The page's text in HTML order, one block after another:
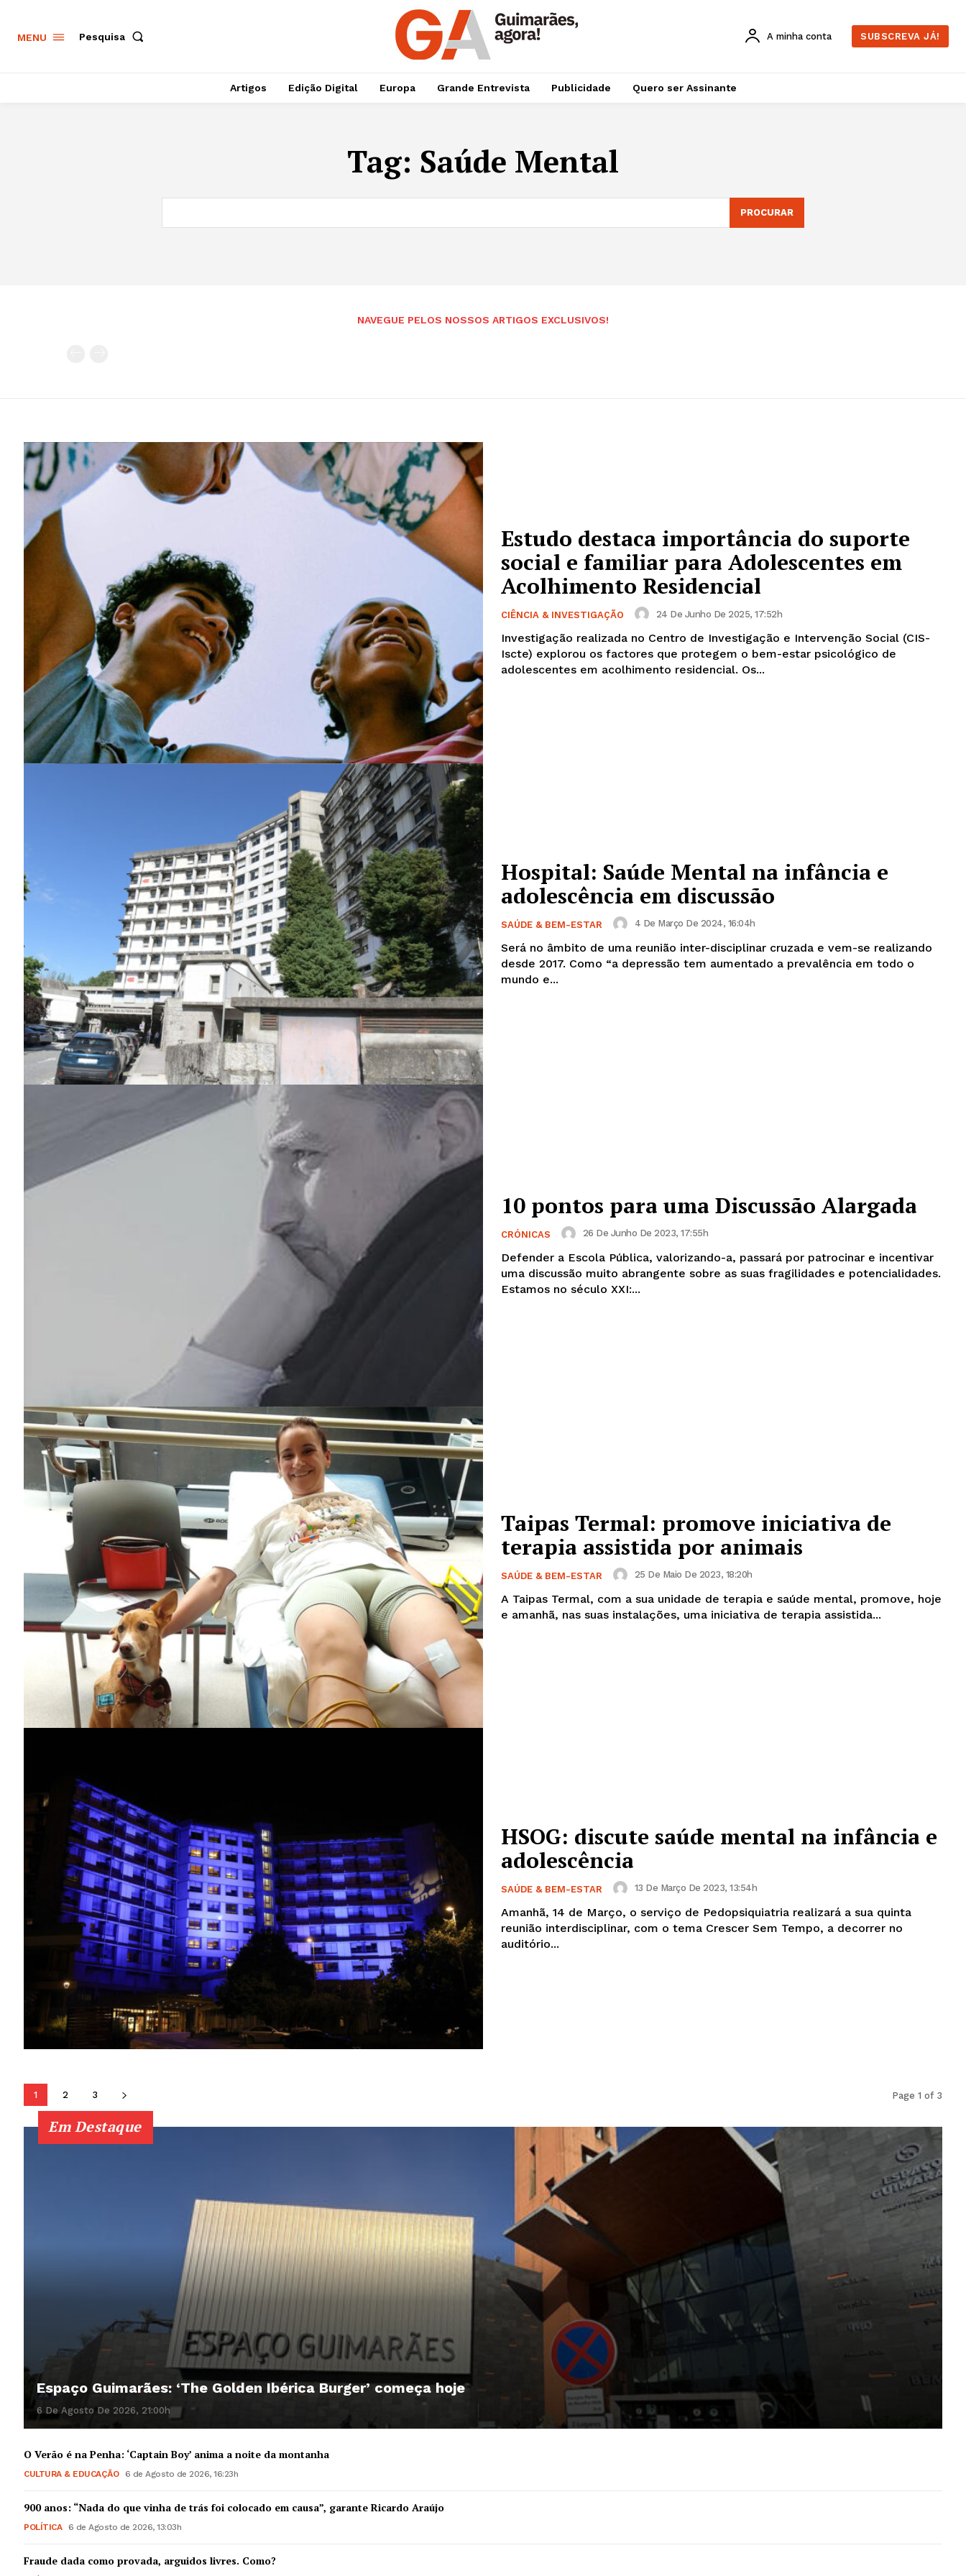
Guimarães, agora!
SUBSCREVA JÁ!
Institucional
Artigos
Edição Digital
Europa
Grande Entrevista
Publicidade
MENU Pesquisa A minha conta SUBSCREVA JÁ!
Artigos Edição Digital Europa Grande Entrevista Publicidade Quero ser Assinante
Tag: Saúde Mental
PROCURAR
NAVEGUE PELOS NOSSOS ARTIGOS EXCLUSIVOS!
Estudo destaca importância do suporte
social e familiar para Adolescentes em
Acolhimento Residencial
CIÊNCIA & INVESTIGAÇÃO 24 De Junho De 2025, 17:52h
Investigação realizada no Centro de Investigação e Intervenção Social (CIS-
Iscte) explorou os factores que protegem o bem-estar psicológico de
adolescentes em acolhimento residencial. Os...
Hospital: Saúde Mental na infância e
adolescência em discussão
SAÚDE & BEM-ESTAR 4 De Março De 2024, 16:04h
Será no âmbito de uma reunião inter-disciplinar cruzada e vem-se realizando
desde 2017. Como “a depressão tem aumentado a prevalência em todo o
mundo e...
10 pontos para uma Discussão Alargada
CRÓNICAS 26 De Junho De 2023, 17:55h
Defender a Escola Pública, valorizando-a, passará por patrocinar e incentivar
uma discussão muito abrangente sobre as suas fragilidades e potencialidades.
Estamos no século XXI:...
Taipas Termal: promove iniciativa de
terapia assistida por animais
SAÚDE & BEM-ESTAR 25 De Maio De 2023, 18:20h
A Taipas Termal, com a sua unidade de terapia e saúde mental, promove, hoje
e amanhã, nas suas instalações, uma iniciativa de terapia assistida...
HSOG: discute saúde mental na infância e
adolescência
SAÚDE & BEM-ESTAR 13 De Março De 2023, 13:54h
Amanhã, 14 de Março, o serviço de Pedopsiquiatria realizará a sua quinta
reunião interdisciplinar, com o tema Crescer Sem Tempo, a decorrer no
auditório...
1 2 3 Page 1 of 3
Em Destaque
Espaço Guimarães: ‘The Golden Ibérica Burger’ começa hoje
6 De Agosto De 2026, 21:00h
O Verão é na Penha: ‘Captain Boy’ anima a noite da montanha
CULTURA & EDUCAÇÃO 6 de Agosto de 2026, 16:23h
900 anos: “Nada do que vinha de trás foi colocado em causa”, garante Ricardo Araújo
POLÍTICA 6 de Agosto de 2026, 13:03h
Fraude dada como provada, arguidos livres. Como?